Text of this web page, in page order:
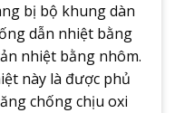
bị bộ khung dàn
dẫn nhiệt bằng
nhiệt bằng nhôm.
này là được phủ
chống chịu oxi